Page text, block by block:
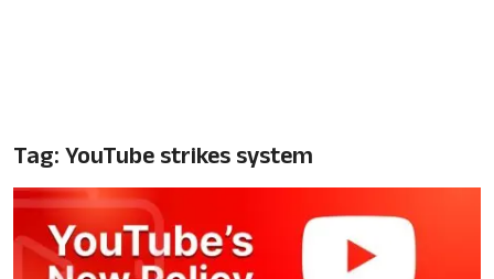
Sports
Food
Gulf News
Tag: YouTube strikes system